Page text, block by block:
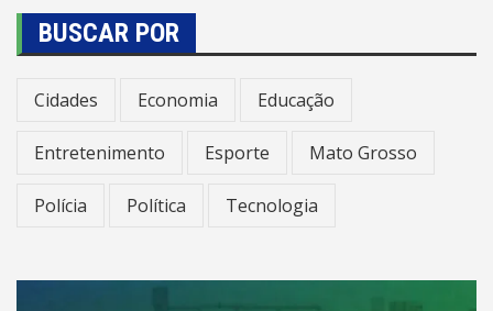
BUSCAR POR
Cidades Economia Educação
Entretenimento Esporte Mato Grosso
Polícia Política Tecnologia